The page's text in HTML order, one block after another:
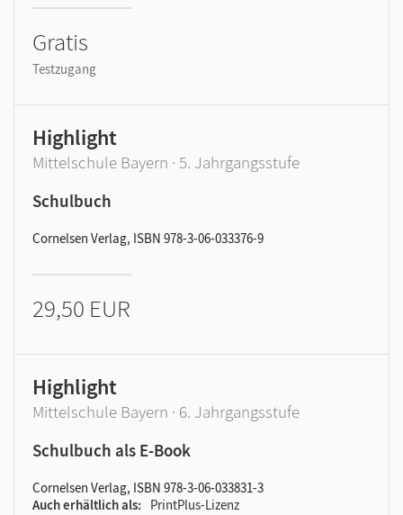
Gratis
Testzugang
Highlight
Mittelschule Bayern · 5. Jahrgangsstufe
Schulbuch
Cornelsen Verlag, ISBN 978-3-06-033376-9
29,50 EUR
Highlight
Mittelschule Bayern · 6. Jahrgangsstufe
Schulbuch als E-Book
Cornelsen Verlag, ISBN 978-3-06-033831-3
Auch erhältlich als
PrintPlus-Lizenz